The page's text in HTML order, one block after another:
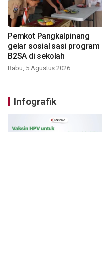
Pemkot Pangkalpinang
gelar sosialisasi program
B2SA di sekolah
Rabu, 5 Agustus 2026
Infografik